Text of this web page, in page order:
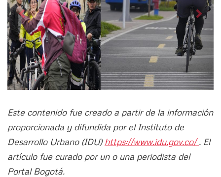
Este contenido fue creado a partir de la información
proporcionada y difundida por el Instituto de
Desarrollo Urbano (IDU) https://www.idu.gov.co/. El
artículo fue curado por un o una periodista del
Portal Bogotá.